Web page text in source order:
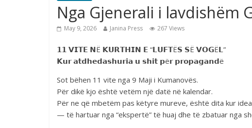
Nga Gjenerali i lavdishëm
May 9, 2026 Janina Press 267 Views
𝟭𝟭 𝗩𝗜𝗧𝗘 𝗡Ë 𝗞𝗨𝗥𝗧𝗛𝗜𝗡 𝗘 “𝗟𝗨𝗙𝗧Ë𝗦 𝗦Ë 𝗩𝗢𝗚Ë𝗟”
𝗞𝘂𝗿 𝗮𝘁𝗱𝗵𝗲𝗱𝗮𝘀𝗵𝘂𝗿𝗶𝗮 𝘂 𝘀𝗵𝗶𝘁 𝗽ë𝗿 𝗽𝗿𝗼𝗽𝗮𝗴𝗮𝗻𝗱ë
Sot bëhen 11 vite nga 9 Maji i Kumanovës.
Për dikë kjo është vetëm një datë në kalendar.
Për ne që mbetëm pas këtyre mureve, është dita kur
— të hartuar nga “ekspertë” të huaj dhe të zbatuar nga